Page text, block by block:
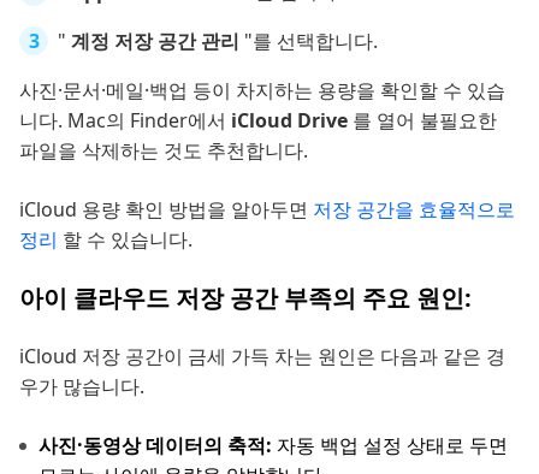
" 계정 저장 공간 관리 "를 선택합니다.
사진·문서·메일·백업 등이 차지하는 용량을 확인할 수 있습
니다. Mac의 Finder에서 iCloud Drive 를 열어 불필요한
파일을 삭제하는 것도 추천합니다.
iCloud 용량 확인 방법을 알아두면 저장 공간을 효율적으로
정리 할 수 있습니다.
아이 클라우드 저장 공간 부족의 주요 원인:
iCloud 저장 공간이 금세 가득 차는 원인은 다음과 같은 경
우가 많습니다.
사진·동영상 데이터의 축적: 자동 백업 설정 상태로 두면